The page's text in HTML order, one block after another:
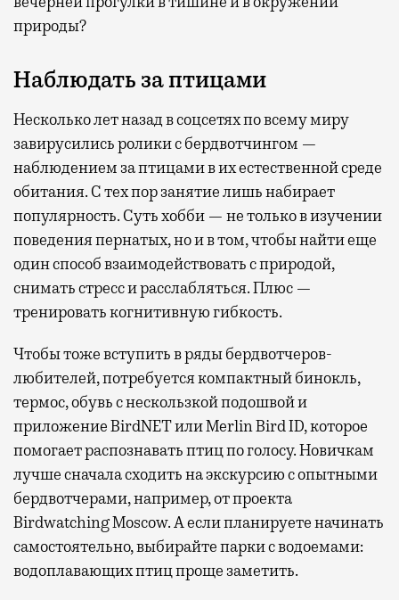
природы?
Наблюдать за птицами
Несколько лет назад в соцсетях по всему миру
завирусились ролики с бердвотчингом —
наблюдением за птицами в их естественной среде
обитания. С тех пор занятие лишь набирает
популярность. Суть хобби — не только в изучении
поведения пернатых, но и в том, чтобы найти еще
один способ взаимодействовать с природой,
снимать стресс и расслабляться. Плюс —
тренировать когнитивную гибкость.
Чтобы тоже вступить в ряды бердвотчеров-
любителей, потребуется компактный бинокль,
термос, обувь с нескользкой подошвой и
приложение BirdNET или Merlin Bird ID, которое
помогает распознавать птиц по голосу. Новичкам
лучше сначала сходить на экскурсию с опытными
бердвотчерами, например, от проекта
Birdwatching Moscow. А если планируете начинать
самостоятельно, выбирайте парки с водоемами:
водоплавающих птиц проще заметить.